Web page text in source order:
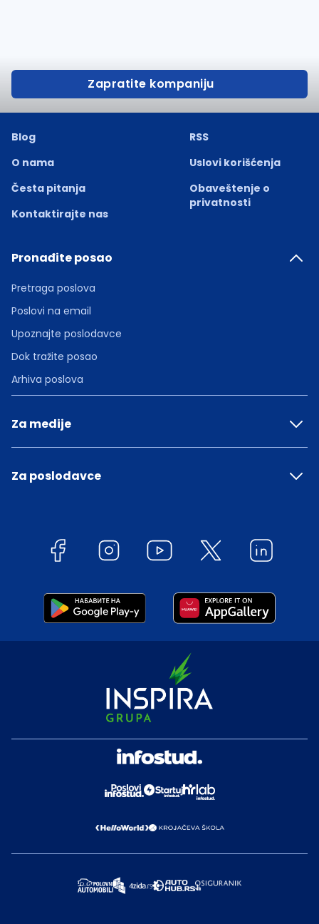
Zapratite kompaniju
Blog
O nama
Česta pitanja
Kontaktirajte nas
RSS
Uslovi korišćenja
Obaveštenje o
privatnosti
Pronađite posao
Pretraga poslova
Poslovi na email
Upoznajte poslodavce
Dok tražite posao
Arhiva poslova
Za medije
Za poslodavce